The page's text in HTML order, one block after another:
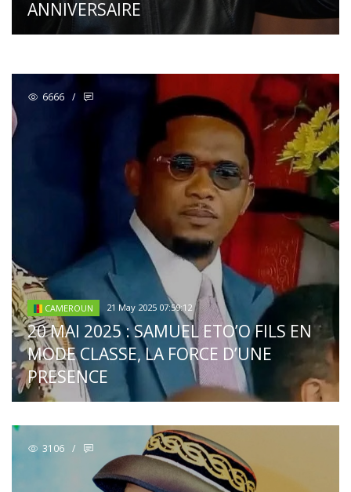
ANNIVERSAIRE
6666 /
CAMEROUN 21 May 2025 07:59:12
20 MAI 2025 : SAMUEL ETO’O FILS EN
MODE CLASSE, LA FORCE D’UNE
PRESENCE
3106 /